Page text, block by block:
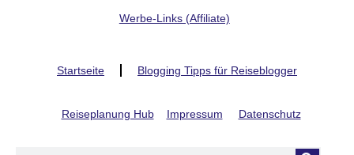
Werbe-Links (Affiliate)
Startseite Blogging Tipps für Reiseblogger
Reiseplanung Hub Impressum Datenschutz